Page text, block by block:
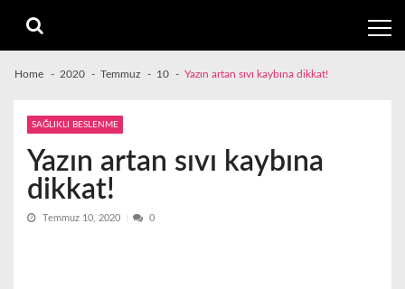
navigation
content
Home 2020 Temmuz 10 Yazın artan sıvı kaybına dikkat!
SAĞLIKLI BESLENME
Yazın artan sıvı kaybına
dikkat!
Temmuz 10, 2020 0